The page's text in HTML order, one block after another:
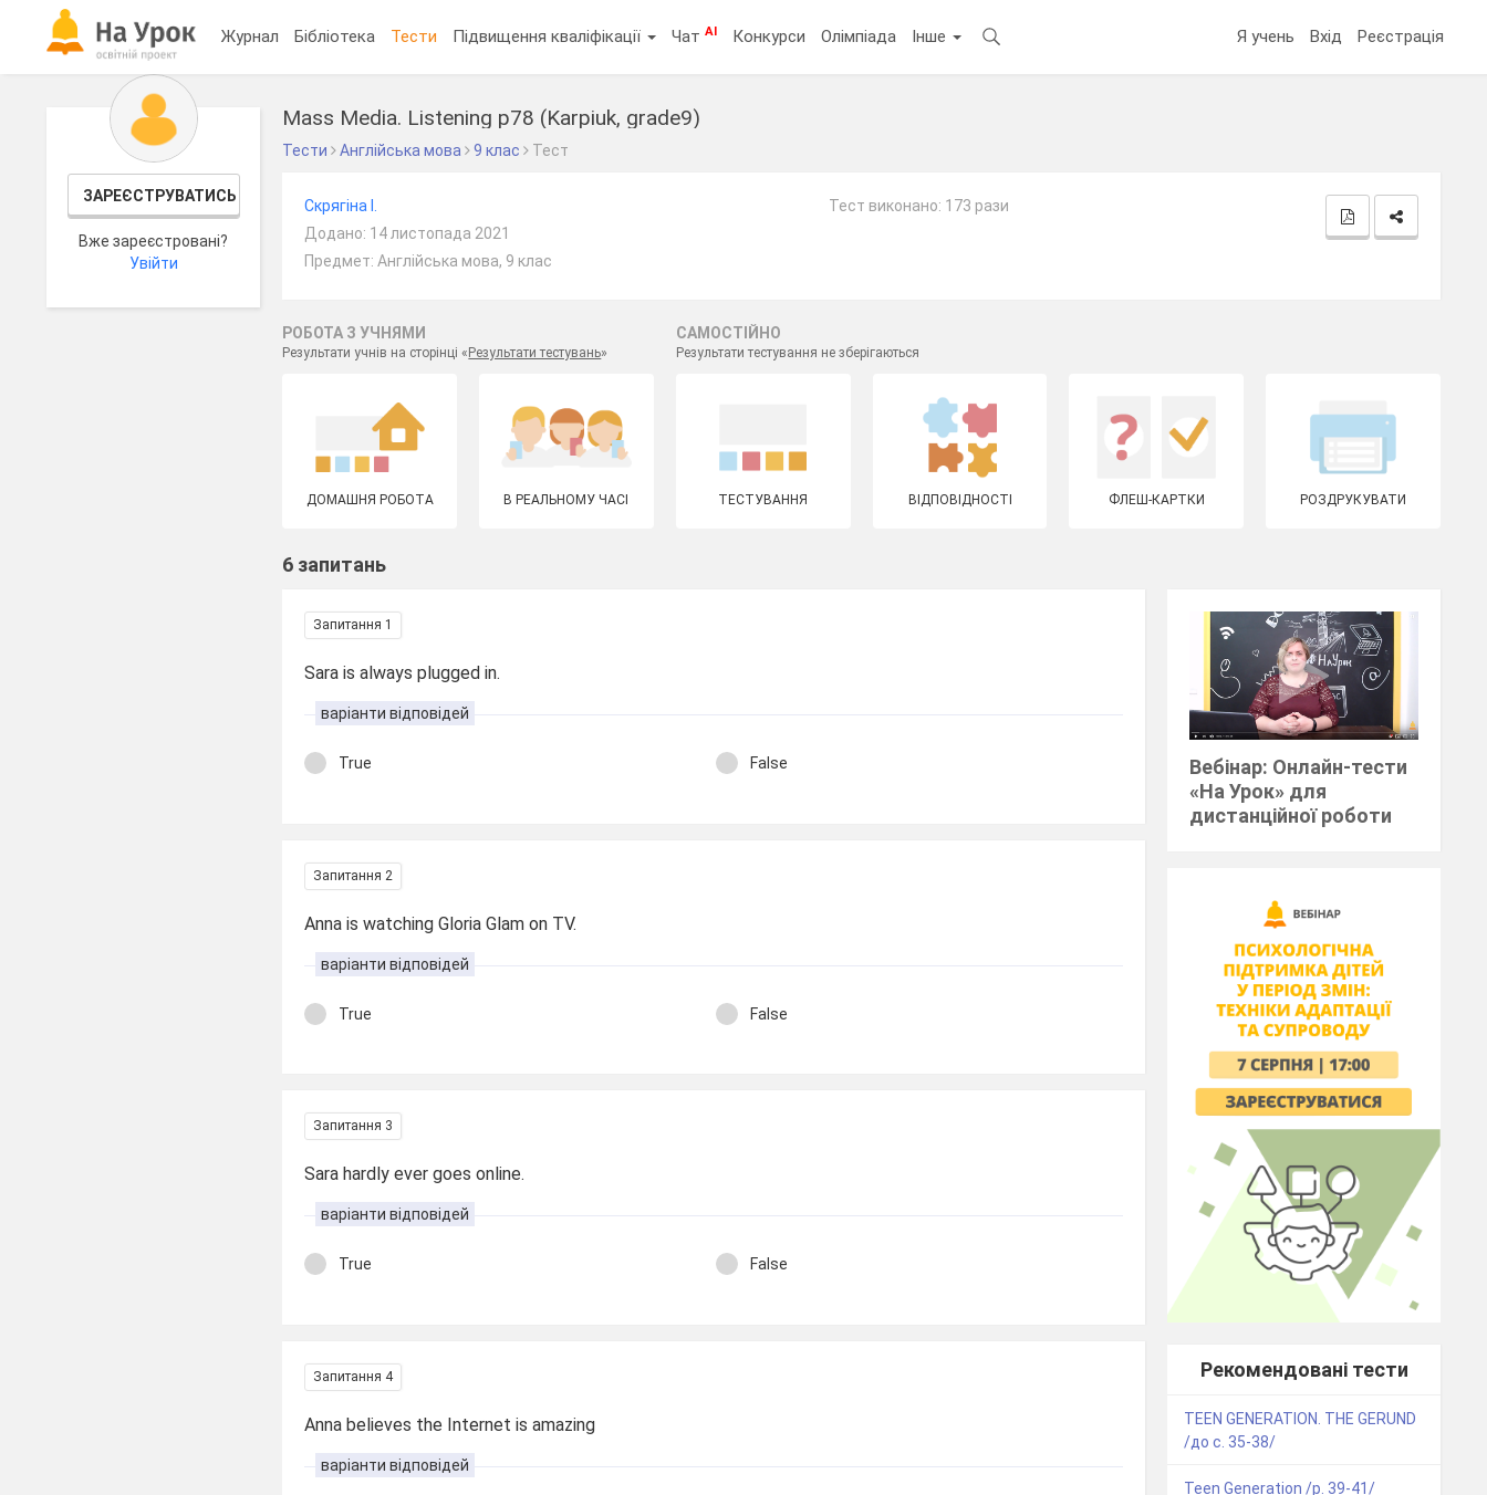
Журнал Бібліотека Тести Підвищення кваліфікації ЧатAI Конкурси Олімпіада Інше Я учень Вхід Реєстрація
ЗАРЕЄСТРУВАТИСЬ
Вже зареєстровані?
Увійти
Mass Media. Listening p78 (Karpiuk, grade9)
Тести Англійська мова 9 клас Тест
Скрягіна І.
Додано: 14 листопада 2021
Предмет: Англійська мова, 9 клас
Тест виконано: 173 рази
РОБОТА З УЧНЯМИ
Результати учнів на сторінці « Результати тестувань»
САМОСТІЙНО
Результати тестування не зберігаються
ДОМАШНЯ РОБОТА В РЕАЛЬНОМУ ЧАСІ ТЕСТУВАННЯ ВІДПОВІДНОСТІ ФЛЕШ-КАРТКИ РОЗДРУКУВАТИ
6 запитань
Запитання 1
Sara is always plugged in.
варіанти відповідей
True False
Запитання 2
Anna is watching Gloria Glam on TV.
варіанти відповідей
True False
Запитання 3
Sara hardly ever goes online.
варіанти відповідей
True False
Запитання 4
Anna believes the Internet is amazing
варіанти відповідей
Вебінар: Онлайн-тести
«На Урок» для
дистанційної роботи
Рекомендовані тести
TEEN GENERATION. THE GERUND
/до с. 35-38/
Teen Generation /р. 39-41/